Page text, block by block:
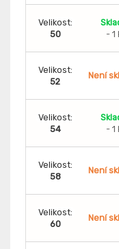
Velikost:
50
- 1
Velikost:
52
Není
Velikost:
54
- 1
Velikost:
58
Není
Velikost:
60
Není